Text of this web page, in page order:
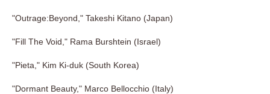
"Outrage:Beyond," Takeshi Kitano (Japan)
"Fill The Void," Rama Burshtein (Israel)
"Pieta," Kim Ki-duk (South Korea)
"Dormant Beauty," Marco Bellocchio (Italy)